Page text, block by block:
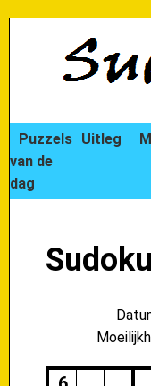
Puzzels
van de
dag
Uitleg
Sudoku